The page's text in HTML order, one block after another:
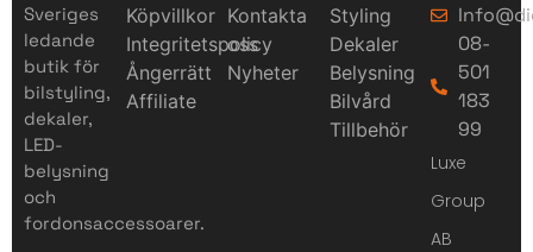
Sveriges
ledande
butik för
bilstyling,
dekaler,
LED-
belysning
och
fordonsaccessoarer.
Köpvillkor
Integritetspolicy
Ångerrätt
Affiliate
Kontakta
oss
Nyheter
Styling
Dekaler
Belysning
Bilvård
Tillbehör
08-
501
183
99
Luxe
Group
AB